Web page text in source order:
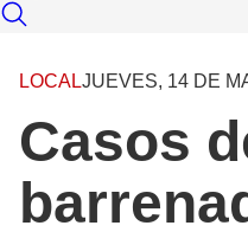
LOCALJUEVES, 14 DE
Casos